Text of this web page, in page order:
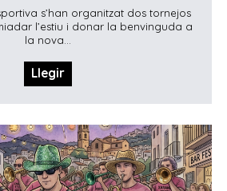
s’han organitzat dos tornejos
l’estiu i donar la benvinguda a
la nova...
Llegir